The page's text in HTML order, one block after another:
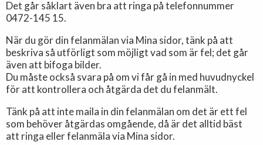
Det går såklart även bra att ringa på telefonnummer
0472-145 15.
När du gör din felanmälan via Mina sidor, tänk på att
beskriva så utförligt som möjligt vad som är fel; det går
även att bifoga bilder.
Du måste också svara på om vi får gå in med huvudnyckel
för att kontrollera och åtgärda det du felanmält.
Tänk på att inte maila in din felanmälan om det är ett fel
som behöver åtgärdas omgående, då är det alltid bäst
att ringa eller felanmäla via Mina sidor.